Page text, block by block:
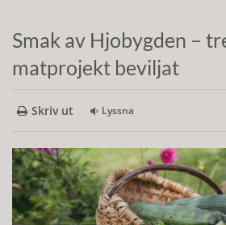
Smak av Hjobygden –
matprojekt beviljat
Skriv ut Lyssna